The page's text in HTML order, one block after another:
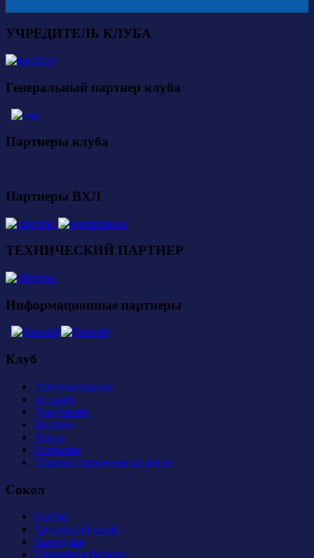
УЧРЕДИТЕЛЬ КЛУБА
Генеральный партнер клуба
Партнеры клуба
Партнеры ВХЛ
ТЕХНИЧЕСКИЙ ПАРТНЕР
Информационные партнеры
Клуб
Администрация
История
Документы
Закупки
Арена
Контакты
Правила поведения на арене
Сокол
Состав
Тренерский штаб
Календарь
Турнирная таблица